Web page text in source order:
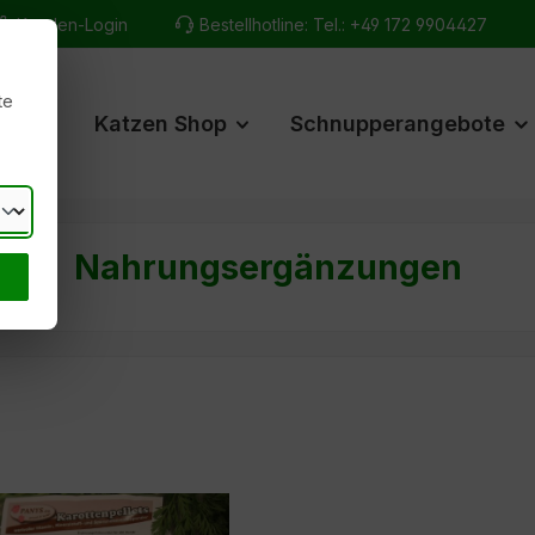
Kunden-Login Bestellhotline: Tel.: +49 172 9904427
Katzen Shop Schnupperangebote
Nahrungsergänzungen